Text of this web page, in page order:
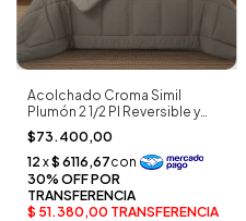
Acolchado Croma Simil
Plumón 2 1/2 Pl Reversible y
Bitono visón oscuro -
Alcoyana
$73.400,00